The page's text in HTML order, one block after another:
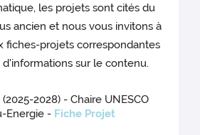
les projets sont cités du
ancien et nous vous invitons à
fiches-projets correspondantes
sur le contenu.
2028) - Chaire UNESCO
Energie - Fiche Projet